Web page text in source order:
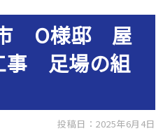
O様邸 屋
事 足場の組
投稿日：2025年6月4日